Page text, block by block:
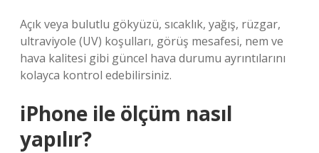
Açık veya bulutlu gökyüzü, sıcaklık, yağış, rüzgar,
ultraviyole (UV) koşulları, görüş mesafesi, nem ve
hava kalitesi gibi güncel hava durumu ayrıntılarını
kolayca kontrol edebilirsiniz.
iPhone ile ölçüm nasıl
yapılır?